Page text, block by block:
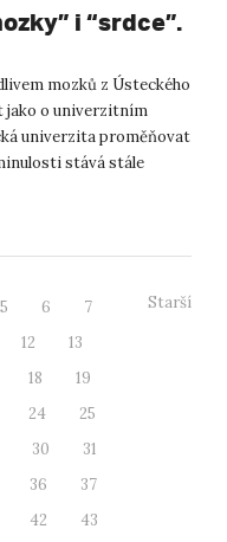
i “srdce”.
mozků z Ústeckého
jako o univerzitním
univerzita proměňovat
stává stále
5 6
7
12
13
18
19
24
25
30
31
36
37
42
43
Starší